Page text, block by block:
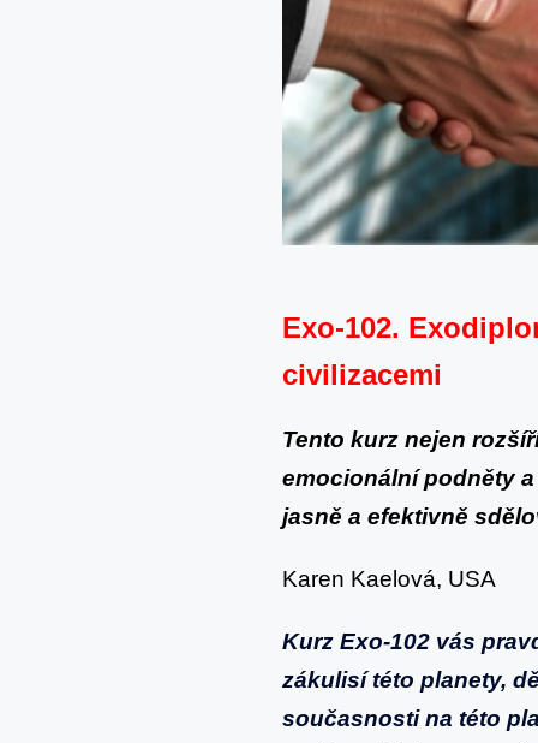
Exo-102.
civilizacemi
Tento kurz nejen
emocionální podněty
jasně a efektivně
Karen Kaelová, USA
Kurz Exo-102 vás
zákulisí této planety,
současnosti na této